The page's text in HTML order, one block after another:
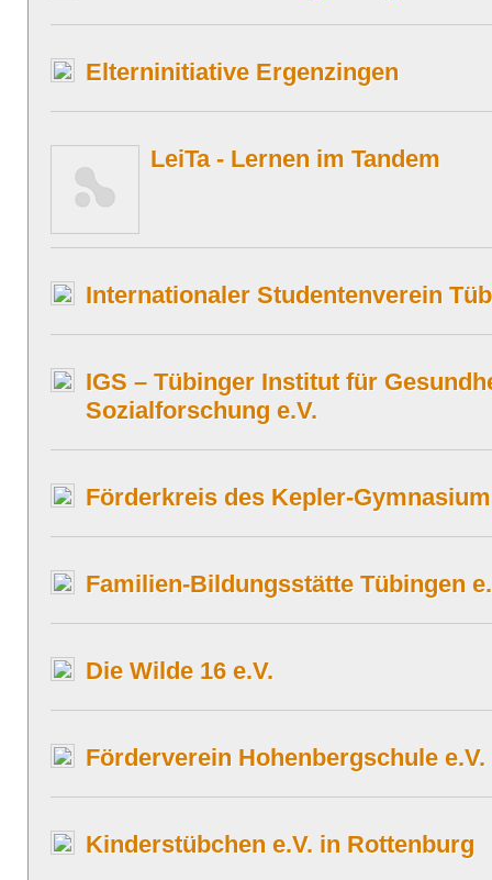
Elterninitiative Ergenzingen
LeiTa - Lernen im Tandem
Internationaler Studentenverein
IGS – Tübinger Institut für
Sozialforschung e.V.
Förderkreis des Kepler-
Familien-Bildungsstätte Tübingen
Die Wilde 16 e.V.
Förderverein Hohenbergschule e.V.
Kinderstübchen e.V. in Rottenburg